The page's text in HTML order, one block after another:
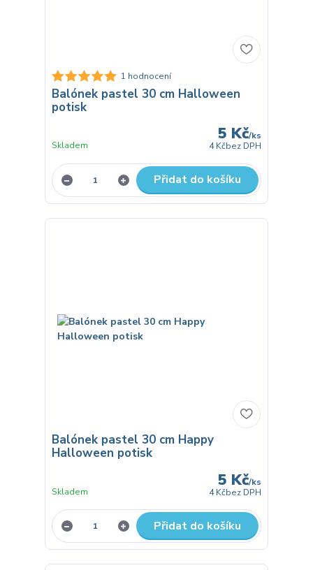
1 hodnocení
Balónek pastel 30 cm Halloween
potisk
5 Kč/ks
4 Kčbez DPH
Skladem
Přidat do košíku
Balónek pastel 30 cm Happy
Halloween potisk
5 Kč/ks
4 Kčbez DPH
Skladem
Přidat do košíku